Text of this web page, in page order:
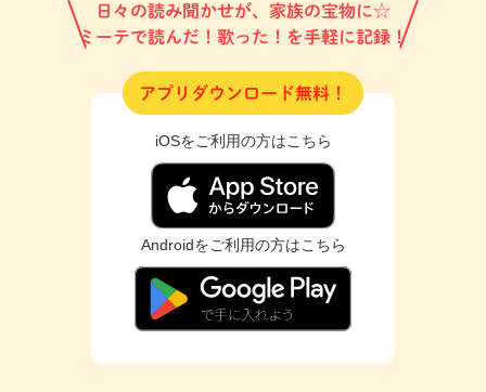
日々の読み聞かせが、家族の宝物に☆
ミーテで読んだ！歌った！を手軽に記録！
アプリダウンロード無料！
iOSをご利用の方はこちら
Androidをご利用の方はこちら